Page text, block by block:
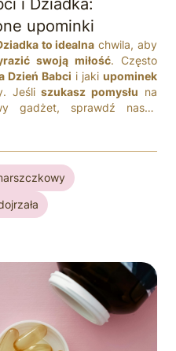
i Dziadka:
upominki
to idealna chwila, aby
swoją miłość. Często
Dzień Babci i jaki upominek
Jeśli szukasz pomysłu na
gadżet, sprawdź nasze